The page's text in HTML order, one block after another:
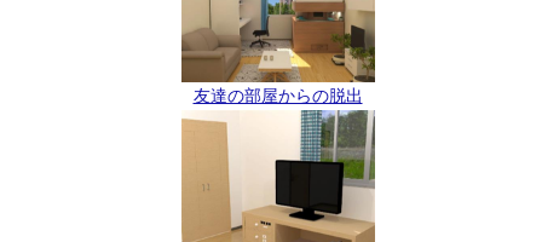
友達の部屋からの脱出